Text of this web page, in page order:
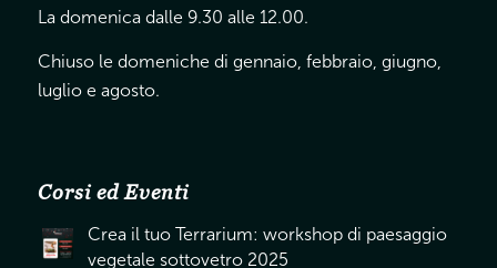
La domenica dalle 9.30 alle 12.00.
Chiuso le domeniche di gennaio, febbraio, giugno,
luglio e agosto.
Corsi ed Eventi
Crea il tuo Terrarium: workshop di paesaggio
vegetale sottovetro 2025